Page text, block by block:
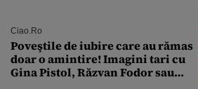
Ciao.ro
Poveştile de iubire care au rămas
doar o amintire! Imagini tari cu
Gina Pistol, Răzvan Fodor sau